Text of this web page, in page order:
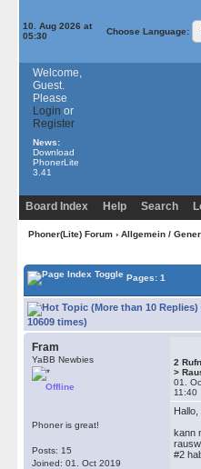
10. Aug 2026 at
05:30
Choose Language:
Welcome,
Guest.
Please
Login or
Register
News:
Download
PhonerLite
3.41
Board Index Help Search
Phoner(Lite) Forum› Allgemein /
Pages: 1
10609 times)
Fram
YaBB Newbies
Offline
Phoner is great!
Posts: 15
Joined: 01. Oct 2019
2
>
01.
11:40
Hallo,
kann
#2